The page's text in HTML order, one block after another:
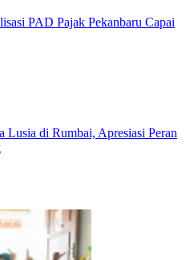
PAD Pajak Pekanbaru Capai
Lusia di Rumbai, Apresiasi Peran